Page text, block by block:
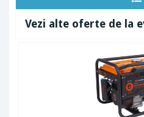
Vezi alte oferte de la